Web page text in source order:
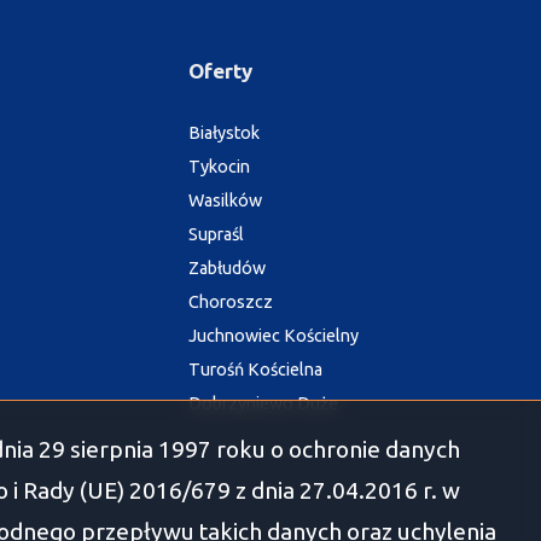
Oferty
Białystok
Tykocin
Wasilków
Supraśl
Zabłudów
Choroszcz
Juchnowiec Kościelny
Turośń Kościelna
Dobrzyniewo Duże
29 sierpnia 1997 roku o ochronie danych
Rady (UE) 2016/679 z dnia 27.04.2016 r. w
przepływu takich danych oraz uchylenia